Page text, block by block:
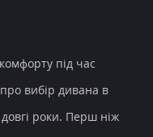
під час
вибір дивана в
довгі роки. Перш ніж